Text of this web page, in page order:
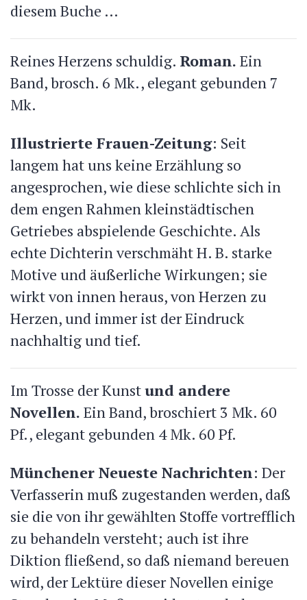
diesem Buche …
Reines Herzens schuldig. Roman. Ein
Band, brosch. 6 Mk., elegant gebunden 7
Mk.
Illustrierte Frauen-Zeitung: Seit
langem hat uns keine Erzählung so
angesprochen, wie diese schlichte sich in
dem engen Rahmen kleinstädtischen
Getriebes abspielende Geschichte. Als
echte Dichterin verschmäht H. B. starke
Motive und äußerliche Wirkungen; sie
wirkt von innen heraus, von Herzen zu
Herzen, und immer ist der Eindruck
nachhaltig und tief.
Im Trosse der Kunstund andere
Novellen. Ein Band, broschiert 3 Mk. 60
Pf., elegant gebunden 4 Mk. 60 Pf.
Münchener Neueste Nachrichten: Der
Verfasserin muß zugestanden werden, daß
sie die von ihr gewählten Stoffe vortrefflich
zu behandeln versteht; auch ist ihre
Diktion fließend, so daß niemand bereuen
wird, der Lektüre dieser Novellen einige